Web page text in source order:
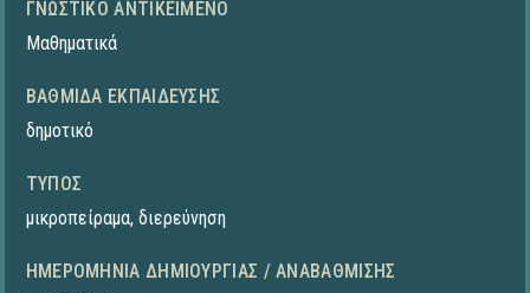
ΓΝΩΣΤΙΚΌ ΑΝΤΙΚΕΊΜΕΝΟ
Μαθηματικά
ΒΑΘΜΊΔΑ ΕΚΠΑΊΔΕΥΣΗΣ
δημοτικό
ΤΎΠΟΣ
μικροπείραμα, διερεύνηση
ΗΜΕΡΟΜΗΝΊΑ ΔΗΜΙΟΥΡΓΊΑΣ / ΑΝΑΒΆΘΜΙΣΗΣ